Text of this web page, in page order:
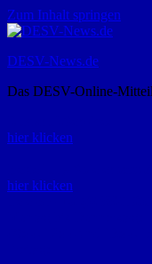
Zum Inhalt springen
DESV-News.de
Das DESV-Online-
hier klicken
hier klicken